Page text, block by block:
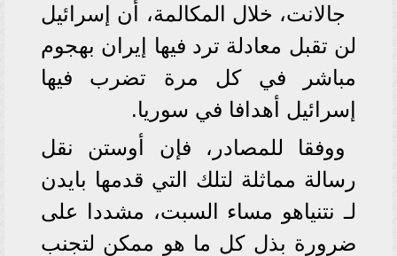
جالانت، خلال المكالمة، أن إسرائيل
لن تقبل معادلة ترد فيها إيران بهجوم
مباشر في كل مرة تضرب فيها
إسرائيل أهدافا في سوريا.
ووفقا للمصادر، فإن أوستن نقل
رسالة مماثلة لتلك التي قدمها بايدن
لـ نتنياهو مساء السبت، مشددا على
ضرورة بذل كل ما هو ممكن لتجنب